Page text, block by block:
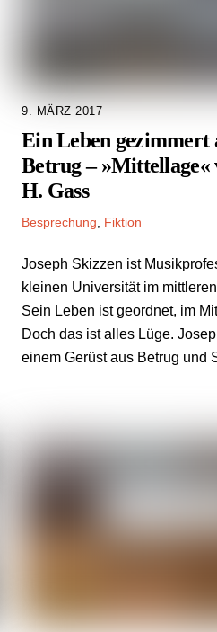
9. MÄRZ 2017
Ein Leben gezimmert
Betrug –
H. Gass
Besprechung Fiktion
Joseph Skizzen ist
kleinen Universität im
Sein Leben ist geordnet, im
Doch das ist alles Lüge.
einem Gerüst aus Betrug und